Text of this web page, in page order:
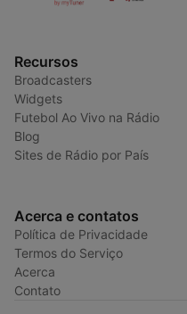
Recursos
Broadcasters
Widgets
Futebol Ao Vivo na Rádio
Blog
Sites de Rádio por País
Acerca e contatos
Política de Privacidade
Termos do Serviço
Acerca
Contato